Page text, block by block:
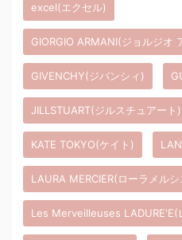
excel(エクセル)
GIORGIO ARMANI(ジョルジオ
GIVENCHY(ジバンシィ)
JILLSTUART(ジルスチュアート)
KATE TOKYO(ケイト)
LAURA MERCIER(ローラメルシ
Les Merveilleuses LADURE'E(